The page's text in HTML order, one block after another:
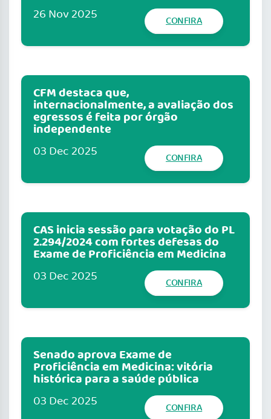
26 Nov 2025 CONFIRA
CFM destaca que,
internacionalmente, a avaliação dos
egressos é feita por órgão
independente
03 Dec 2025 CONFIRA
CAS inicia sessão para votação do PL
2.294/2024 com fortes defesas do
Exame de Proficiência em Medicina
03 Dec 2025 CONFIRA
Senado aprova Exame de
Proficiência em Medicina: vitória
histórica para a saúde pública
03 Dec 2025 CONFIRA